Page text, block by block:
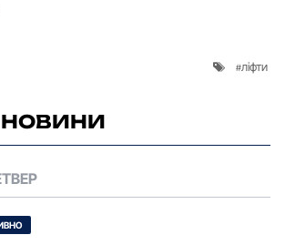
ліфти
НОВИНИ